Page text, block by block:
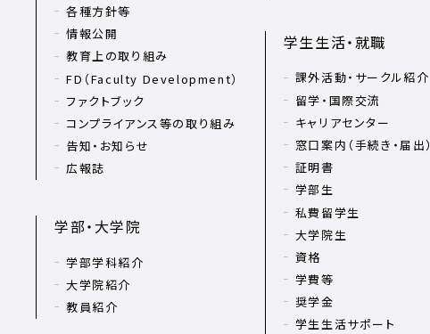
各種方針等
情報公開
教育上の取り組み
FD（Faculty Development）
ファクトブック
コンプライアンス等の取り組み
告知・お知らせ
広報誌
学部・大学院
学部学科紹介
大学院紹介
教員紹介
学生生活・就職
課外活動・サークル紹介
留学・国際交流
キャリアセンター
窓口案内（手続き・届出）
証明書
学部生
私費留学生
大学院生
資格
学費等
奨学金
学生生活サポート